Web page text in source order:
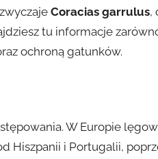
Coracias garrulus,
tu informacje
ochroną gatunków.
W Europie
Hiszpanii i Portugalii,